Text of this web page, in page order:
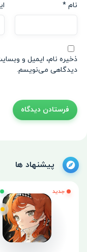
نام *
ذخیره نام، ایمیل و
دیدگاهی می‌نویسم.
پیشنهاد ها
جدید